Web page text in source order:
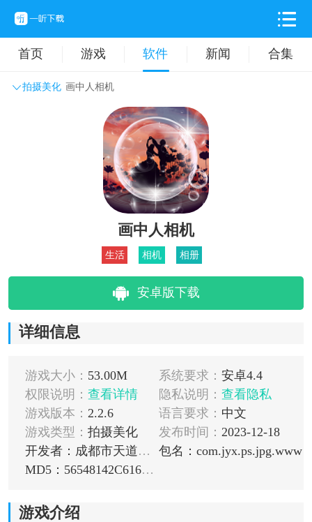
首页 游戏 软件 新闻 合集
拍摄美化 画中人相机
主题壁纸 旅游出行
拍摄美化 时尚购物
画中人相机
生活 相机 相册
安卓版下载
详细信息
游戏大小： 53.00M 系统要求： 安卓4.4
权限说明： 查看详情 隐私说明： 查看隐私
游戏版本： 2.2.6 语言要求： 中文
游戏类型： 拍摄美化 发布时间： 2023-12-18
开发者：成都市天道熊猫科技有限公司
包名：com.jyx.ps.jpg.www
MD5：56548142C61699DD73E47CA17082FCE1
游戏介绍